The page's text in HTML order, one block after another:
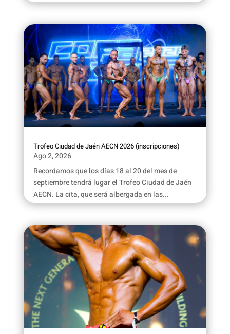
Trofeo Ciudad de Jaén AECN 2026 (inscripciones)
Ago 2, 2026
Recordamos que los días 18 al 20 del mes de
septiembre tendrá lugar el Trofeo Ciudad de Jaén
AECN. La cita, que será albergada en las...